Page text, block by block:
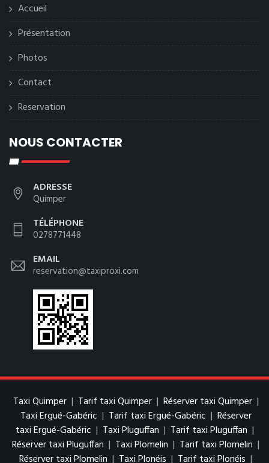
Accueil
Présentation
Photos
Contact
Reservation
NOUS CONTACTER
ADRESSE
Quimper
TÉLÉPHONE
0278771448
EMAIL
reservation@taxiproxi.com
Taxi Quimper | Tarif taxi Quimper | Réserver taxi Quimper |
Taxi Ergué-Gabéric | Tarif taxi Ergué-Gabéric | Réserver
taxi Ergué-Gabéric | Taxi Pluguffan | Tarif taxi Pluguffan |
Réserver taxi Pluguffan | Taxi Plomelin | Tarif taxi Plomelin |
Réserver taxi Plomelin | Taxi Plonéis | Tarif taxi Plonéis |